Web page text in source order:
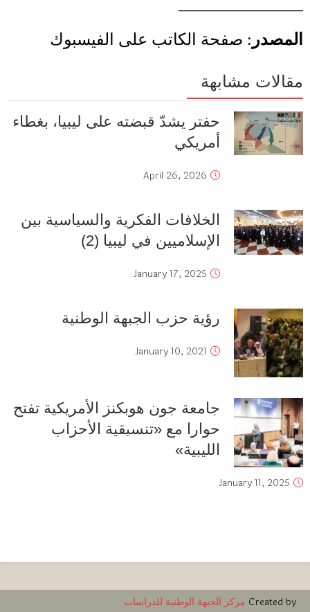
المصدر : صفحة الكاتب على الفيسبوك
مقالات مشابهة
حفتر يشدّ قبضته على ليبيا، بغطاء
أمريكي
April 26, 2026
الخلافات الفكرية والسياسية بين
الإسلاميين في ليبيا (2)
January 17, 2025
رؤية حزب الجبهة الوطنية
January 10, 2021
جامعة جون هوبكنز الأمريكية تفتح
حوارا مع «تنسيقية الأحزاب
الليبية»
January 11, 2025
Created by مركز الجبهة الوطنية للدراسات